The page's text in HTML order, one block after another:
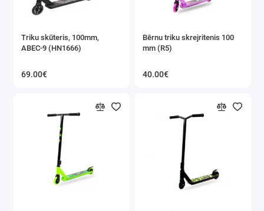
Triku skūteris, 100mm,
ABEC-9 (HN1666)
69.00€
Bērnu triku skrejritenis 100
mm (R5)
40.00€